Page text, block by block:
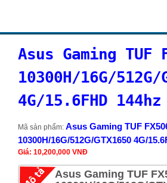
Asus Gaming TUF
10300H/16G/512G/
4G/15.6FHD 144hz
Mã sản phẩm:Asus Gaming TUF
10300H/16G/512G/GTX1650 4G/
Giá: 10,200,000 VNĐ
Asus Gaming TUF